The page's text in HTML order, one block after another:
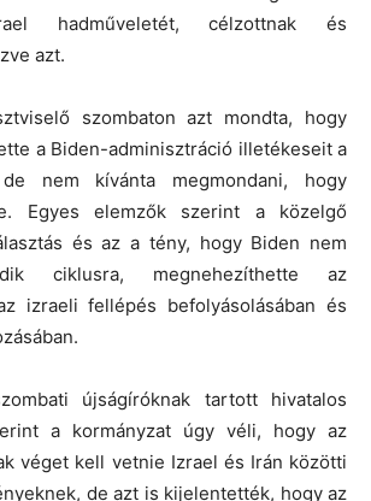
hadműveletét, célzottnak és
azt.
szombaton azt mondta, hogy
a Biden-adminisztráció illetékeseit a
nem kívánta megmondani, hogy
Egyes elemzők szerint a közelgő
és az a tény, hogy Biden nem
ciklusra, megnehezíthette az
izraeli fellépés befolyásolásában és
újságíróknak tartott hivatalos
a kormányzat úgy véli, hogy az
véget kell vetnie Izrael és Irán közötti
de azt is kijelentették, hogy az